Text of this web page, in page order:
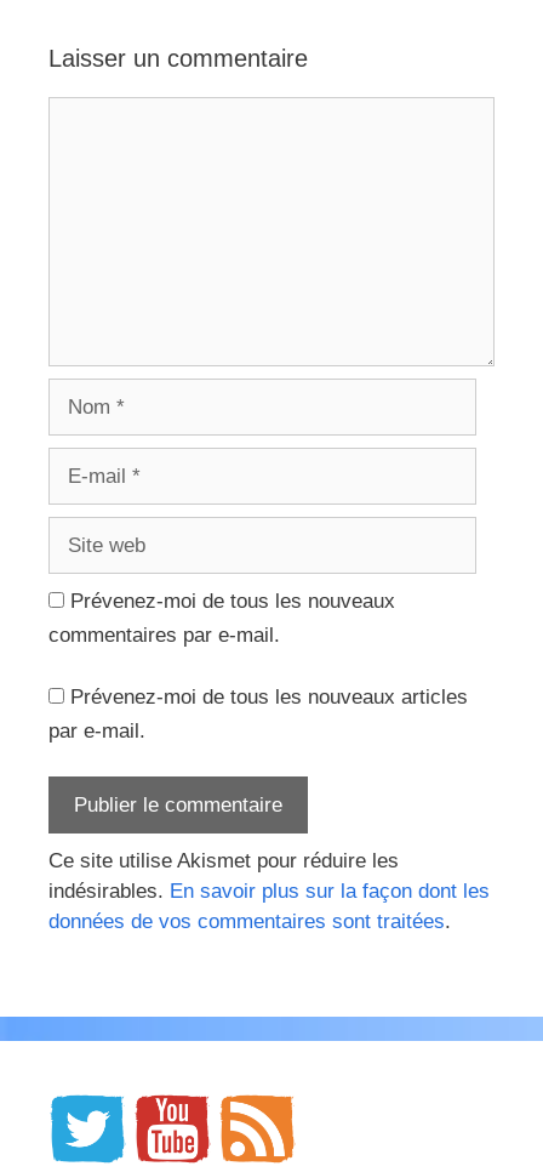
Laisser un commentaire
Prévenez-moi de tous les nouveaux
commentaires par e-mail.
Prévenez-moi de tous les nouveaux articles
par e-mail.
Ce site utilise Akismet pour réduire les
indésirables. En savoir plus sur la façon dont les
données de vos commentaires sont traitées.